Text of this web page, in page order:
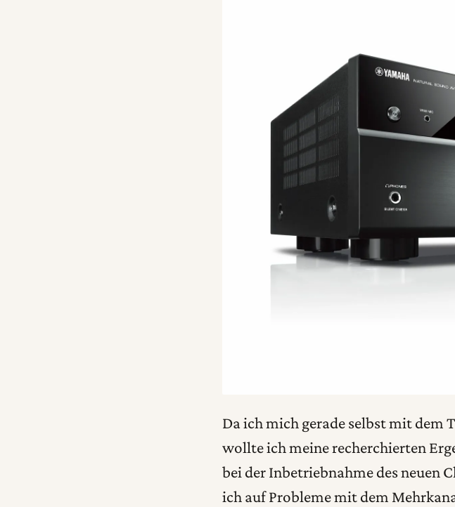
Da ich mich gerade selbst mit dem
wollte ich meine recherchierten
bei der Inbetriebnahme des neuen
ich auf Probleme mit dem